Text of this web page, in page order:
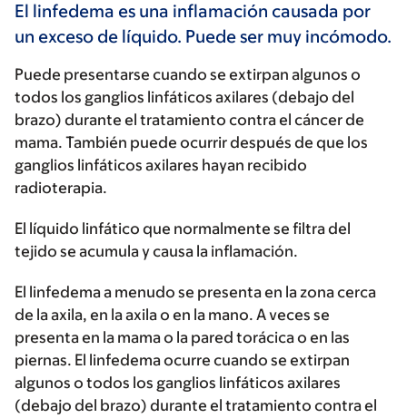
El linfedema es una inflamación causada por
un exceso de líquido. Puede ser muy incómodo.
Puede presentarse cuando se extirpan algunos o
todos los ganglios linfáticos axilares (debajo del
brazo) durante el tratamiento contra el cáncer de
mama. También puede ocurrir después de que los
ganglios linfáticos axilares hayan recibido
radioterapia.
El líquido linfático que normalmente se filtra del
tejido se acumula y causa la inflamación.
El linfedema a menudo se presenta en la zona cerca
de la axila, en la axila o en la mano. A veces se
presenta en la mama o la pared torácica o en las
piernas. El linfedema ocurre cuando se extirpan
algunos o todos los ganglios linfáticos axilares
(debajo del brazo) durante el tratamiento contra el